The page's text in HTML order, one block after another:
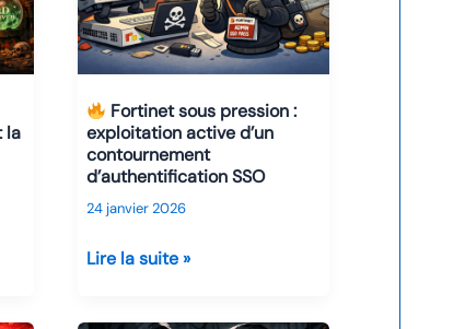
la
logistique
devient
une
cible
cyber
critique
la
Fortinet sous pression :
exploitation active d’un
contournement
d’authentification SSO
24 janvier 2026
Lire la suite »